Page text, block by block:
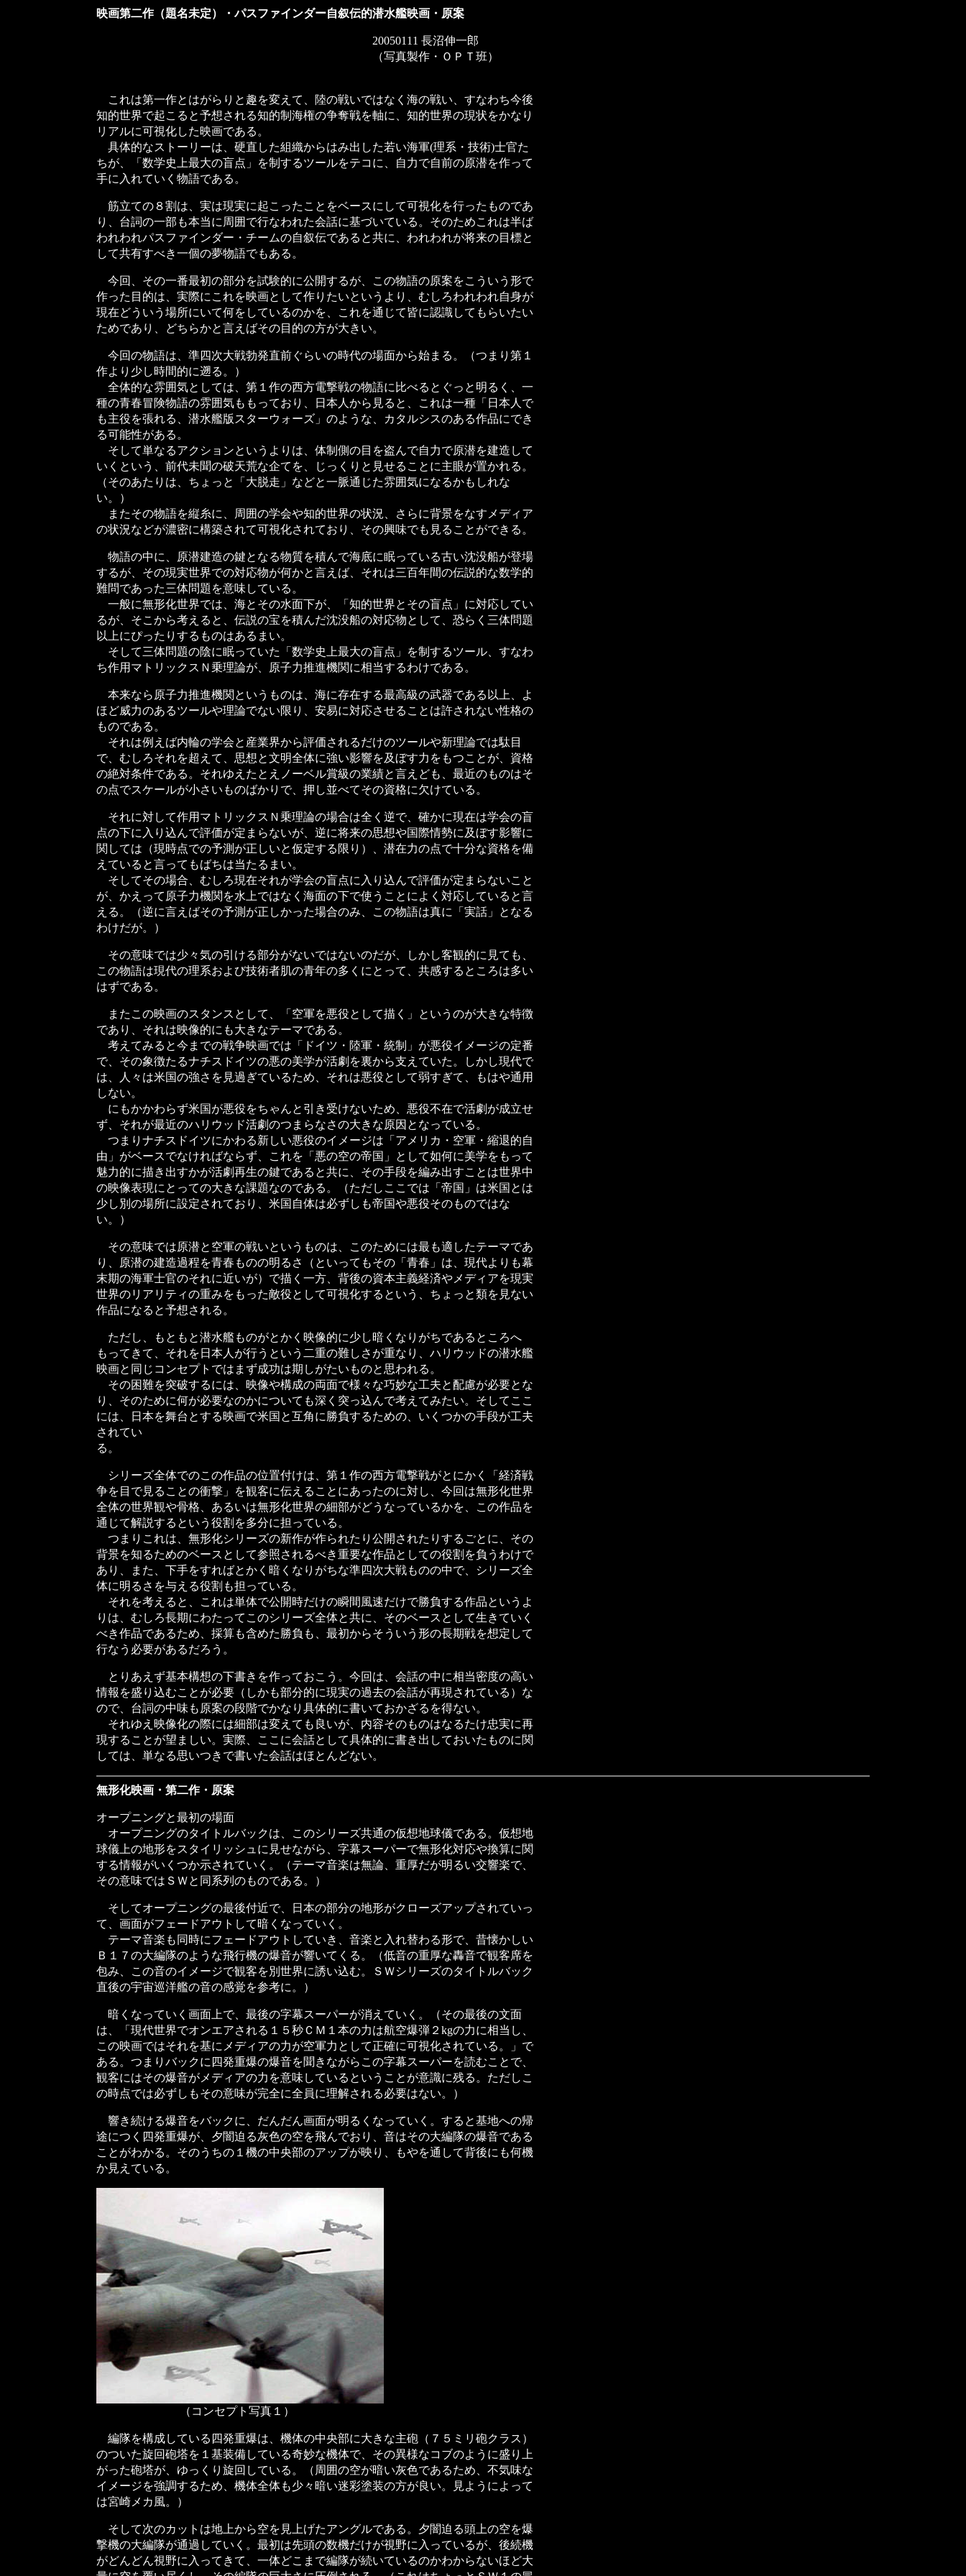
映画第二作（題名未定）・パスファインダー自叙伝的潜水艦映画・原案
20050111 長沼伸一郎
（写真製作・ＯＰＴ班）
これは第一作とはがらりと趣を変えて、陸の戦いではなく海の戦い、すなわち今後
知的世界で起こると予想される知的制海権の争奪戦を軸に、知的世界の現状をかなり
リアルに可視化した映画である。
具体的なストーリーは、硬直した組織からはみ出した若い海軍(理系・技術)士官た
ちが、「数学史上最大の盲点」を制するツールをテコに、自力で自前の原潜を作って
手に入れていく物語である。
筋立ての８割は、実は現実に起こったことをベースにして可視化を行ったものであ
り、台詞の一部も本当に周囲で行なわれた会話に基づいている。そのためこれは半ば
われわれパスファインダー・チームの自叙伝であると共に、われわれが将来の目標と
して共有すべき一個の夢物語でもある。
今回、その一番最初の部分を試験的に公開するが、この物語の原案をこういう形で
作った目的は、実際にこれを映画として作りたいというより、むしろわれわれ自身が
現在どういう場所にいて何をしているのかを、これを通じて皆に認識してもらいたい
ためであり、どちらかと言えばその目的の方が大きい。
今回の物語は、準四次大戦勃発直前ぐらいの時代の場面から始まる。（つまり第１
作より少し時間的に遡る。）
全体的な雰囲気としては、第１作の西方電撃戦の物語に比べるとぐっと明るく、一
種の青春冒険物語の雰囲気ももっており、日本人から見ると、これは一種「日本人で
も主役を張れる、潜水艦版スターウォーズ」のような、カタルシスのある作品にでき
る可能性がある。
そして単なるアクションというよりは、体制側の目を盗んで自力で原潜を建造して
いくという、前代未聞の破天荒な企てを、じっくりと見せることに主眼が置かれる。
（そのあたりは、ちょっと「大脱走」などと一脈通じた雰囲気になるかもしれな
い。）
またその物語を縦糸に、周囲の学会や知的世界の状況、さらに背景をなすメディア
の状況などが濃密に構築されて可視化されており、その興味でも見ることができる。
物語の中に、原潜建造の鍵となる物質を積んで海底に眠っている古い沈没船が登場
するが、その現実世界での対応物が何かと言えば、それは三百年間の伝説的な数学的
難問であった三体問題を意味している。
一般に無形化世界では、海とその水面下が、「知的世界とその盲点」に対応してい
るが、そこから考えると、伝説の宝を積んだ沈没船の対応物として、恐らく三体問題
以上にぴったりするものはあるまい。
そして三体問題の陰に眠っていた「数学史上最大の盲点」を制するツール、すなわ
ち作用マトリックスＮ乗理論が、原子力推進機関に相当するわけである。
本来なら原子力推進機関というものは、海に存在する最高級の武器である以上、よ
ほど威力のあるツールや理論でない限り、安易に対応させることは許されない性格の
ものである。
それは例えば内輪の学会と産業界から評価されるだけのツールや新理論では駄目
で、むしろそれを超えて、思想と文明全体に強い影響を及ぼす力をもつことが、資格
の絶対条件である。それゆえたとえノーベル賞級の業績と言えども、最近のものはそ
の点でスケールが小さいものばかりで、押し並べてその資格に欠けている。
それに対して作用マトリックスＮ乗理論の場合は全く逆で、確かに現在は学会の盲
点の下に入り込んで評価が定まらないが、逆に将来の思想や国際情勢に及ぼす影響に
関しては（現時点での予測が正しいと仮定する限り）、潜在力の点で十分な資格を備
えていると言ってもばちは当たるまい。
そしてその場合、むしろ現在それが学会の盲点に入り込んで評価が定まらないこと
が、かえって原子力機関を水上ではなく海面の下で使うことによく対応していると言
える。（逆に言えばその予測が正しかった場合のみ、この物語は真に「実話」となる
わけだが。）
その意味では少々気の引ける部分がないではないのだが、しかし客観的に見ても、
この物語は現代の理系および技術者肌の青年の多くにとって、共感するところは多い
はずである。
またこの映画のスタンスとして、「空軍を悪役として描く」というのが大きな特徴
であり、それは映像的にも大きなテーマである。
考えてみると今までの戦争映画では「ドイツ・陸軍・統制」が悪役イメージの定番
で、その象徴たるナチスドイツの悪の美学が活劇を裏から支えていた。しかし現代で
は、人々は米国の強さを見過ぎているため、それは悪役として弱すぎて、もはや通用
しない。
にもかかわらず米国が悪役をちゃんと引き受けないため、悪役不在で活劇が成立せ
ず、それが最近のハリウッド活劇のつまらなさの大きな原因となっている。
つまりナチスドイツにかわる新しい悪役のイメージは「アメリカ・空軍・縮退的自
由」がベースでなければならず、これを「悪の空の帝国」として如何に美学をもって
魅力的に描き出すかが活劇再生の鍵であると共に、その手段を編み出すことは世界中
の映像表現にとっての大きな課題なのである。（ただしここでは「帝国」は米国とは
少し別の場所に設定されており、米国自体は必ずしも帝国や悪役そのものではな
い。）
その意味では原潜と空軍の戦いというものは、このためには最も適したテーマであ
り、原潜の建造過程を青春ものの明るさ（といってもその「青春」は、現代よりも幕
末期の海軍士官のそれに近いが）で描く一方、背後の資本主義経済やメディアを現実
世界のリアリティの重みをもった敵役として可視化するという、ちょっと類を見ない
作品になると予想される。
ただし、もともと潜水艦ものがとかく映像的に少し暗くなりがちであるところへ
もってきて、それを日本人が行うという二重の難しさが重なり、ハリウッドの潜水艦
映画と同じコンセプトではまず成功は期しがたいものと思われる。
その困難を突破するには、映像や構成の両面で様々な巧妙な工夫と配慮が必要とな
り、そのために何が必要なのかについても深く突っ込んで考えてみたい。そしてここ
には、日本を舞台とする映画で米国と互角に勝負するための、いくつかの手段が工夫
されてい
る。
シリーズ全体でのこの作品の位置付けは、第１作の西方電撃戦がとにかく「経済戦
争を目で見ることの衝撃」を観客に伝えることにあったのに対し、今回は無形化世界
全体の世界観や骨格、あるいは無形化世界の細部がどうなっているかを、この作品を
通じて解説するという役割を多分に担っている。
つまりこれは、無形化シリーズの新作が作られたり公開されたりするごとに、その
背景を知るためのベースとして参照されるべき重要な作品としての役割を負うわけで
あり、また、下手をすればとかく暗くなりがちな準四次大戦ものの中で、シリーズ全
体に明るさを与える役割も担っている。
それを考えると、これは単体で公開時だけの瞬間風速だけで勝負する作品というよ
りは、むしろ長期にわたってこのシリーズ全体と共に、そのベースとして生きていく
べき作品であるため、採算も含めた勝負も、最初からそういう形の長期戦を想定して
行なう必要があるだろう。
とりあえず基本構想の下書きを作っておこう。今回は、会話の中に相当密度の高い
情報を盛り込むことが必要（しかも部分的に現実の過去の会話が再現されている）な
ので、台詞の中味も原案の段階でかなり具体的に書いておかざるを得ない。
それゆえ映像化の際には細部は変えても良いが、内容そのものはなるたけ忠実に再
現することが望ましい。実際、ここに会話として具体的に書き出しておいたものに関
しては、単なる思いつきで書いた会話はほとんどない。
無形化映画・第二作・原案
オープニングと最初の場面
オープニングのタイトルバックは、このシリーズ共通の仮想地球儀である。仮想地
球儀上の地形をスタイリッシュに見せながら、字幕スーパーで無形化対応や換算に関
する情報がいくつか示されていく。（テーマ音楽は無論、重厚だが明るい交響楽で、
その意味ではＳＷと同系列のものである。）
そしてオープニングの最後付近で、日本の部分の地形がクローズアップされていっ
て、画面がフェードアウトして暗くなっていく。
テーマ音楽も同時にフェードアウトしていき、音楽と入れ替わる形で、昔懐かしい
Ｂ１７の大編隊のような飛行機の爆音が響いてくる。（低音の重厚な轟音で観客席を
包み、この音のイメージで観客を別世界に誘い込む。ＳＷシリーズのタイトルバック
直後の宇宙巡洋艦の音の感覚を参考に。）
暗くなっていく画面上で、最後の字幕スーパーが消えていく。（その最後の文面
は、「現代世界でオンエアされる１５秒ＣＭ１本の力は航空爆弾２kgの力に相当し、
この映画ではそれを基にメディアの力が空軍力として正確に可視化されている。」で
ある。つまりバックに四発重爆の爆音を聞きながらこの字幕スーパーを読むことで、
観客にはその爆音がメディアの力を意味しているということが意識に残る。ただしこ
の時点では必ずしもその意味が完全に全員に理解される必要はない。）
響き続ける爆音をバックに、だんだん画面が明るくなっていく。すると基地への帰
途につく四発重爆が、夕闇迫る灰色の空を飛んでおり、音はその大編隊の爆音である
ことがわかる。そのうちの１機の中央部のアップが映り、もやを通して背後にも何機
か見えている。
（コンセプト写真１）
編隊を構成している四発重爆は、機体の中央部に大きな主砲（７５ミリ砲クラス）
のついた旋回砲塔を１基装備している奇妙な機体で、その異様なコブのように盛り上
がった砲塔が、ゆっくり旋回している。（周囲の空が暗い灰色であるため、不気味な
イメージを強調するため、機体全体も少々暗い迷彩塗装の方が良い。見ようによって
は宮崎メカ風。）
そして次のカットは地上から空を見上げたアングルである。夕闇迫る頭上の空を爆
撃機の大編隊が通過していく。最初は先頭の数機だけが視野に入っているが、後続機
がどんどん視野に入ってきて、一体どこまで編隊が続いているのかわからないほど大